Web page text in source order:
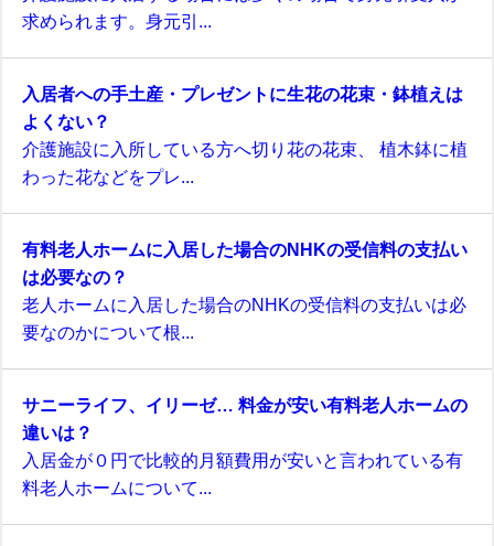
求められます。身元引...
入居者への手土産・プレゼントに生花の花束・鉢植えは
よくない？
介護施設に入所している方へ切り花の花束、 植木鉢に植
わった花などをプレ...
有料老人ホームに入居した場合のNHKの受信料の支払い
は必要なの？
老人ホームに入居した場合のNHKの受信料の支払いは必
要なのかについて根...
サニーライフ、イリーゼ… 料金が安い有料老人ホームの
違いは？
入居金が０円で比較的月額費用が安いと言われている有
料老人ホームについて...